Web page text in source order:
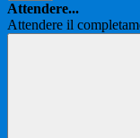
Attendere...
Attendere il